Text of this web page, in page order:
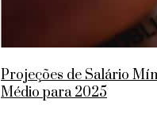
Projeções de Salário
Médio para 2025